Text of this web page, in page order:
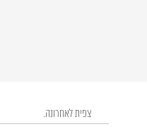
צפית לאחרונה.